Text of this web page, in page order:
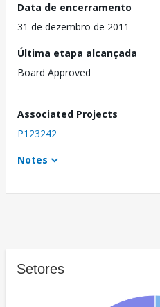
Data de encerramento
31 de dezembro de 2011
Última etapa alcançada
Board Approved
Associated Projects
P123242
Notes
Setores